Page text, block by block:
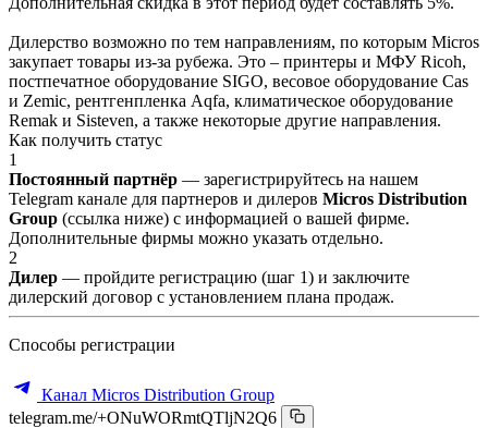
Дилерство возможно по тем направлениям, по которым Micros
закупает товары из-за рубежа. Это – принтеры и МФУ Ricoh,
постпечатное оборудование SIGO, весовое оборудование Cas
и Zemic, рентгенпленка Aqfa, климатическое оборудование
Remak и Sisteven, а также некоторые другие направления.
Как получить статус
1
Постоянный партнёр — зарегистрируйтесь на нашем
Telegram канале для партнеров и дилеров Micros Distribution
Group (ссылка ниже) с информацией о вашей фирме.
Дополнительные фирмы можно указать отдельно.
2
Дилер — пройдите регистрацию (шаг 1) и заключите
дилерский договор с установлением плана продаж.
Способы регистрации
Канал Micros Distribution Group
telegram.me/+ONuWORmtQTljN2Q6